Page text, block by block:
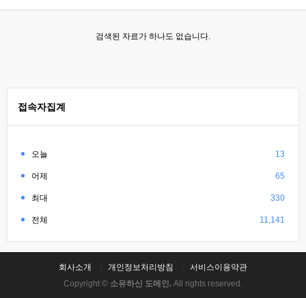
검색된 자료가 하나도 없습니다.
접속자집계
오늘 13
어제 65
최대 330
전체 11,141
회사소개 개인정보처리방침
서비스이용약관
Copyright © 소유하신 도메인. All rights reserved.